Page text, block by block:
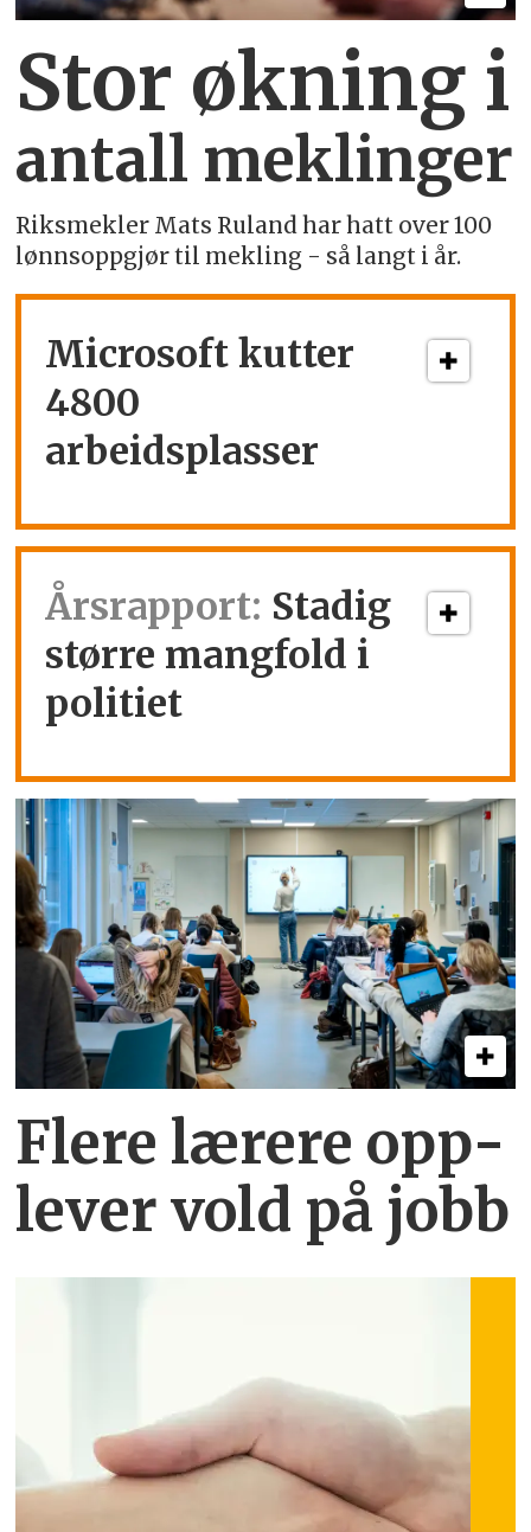
Stor økning i
antall meklinger
Riksmekler Mats Ruland har hatt over 100
lønnsoppgjør til mekling - så langt i år.
Microsoft kutter
4800
arbeidsplasser
Årsrapport: Stadig
større mangfold i
politiet
Flere lærere opp­
lever vold på jobb